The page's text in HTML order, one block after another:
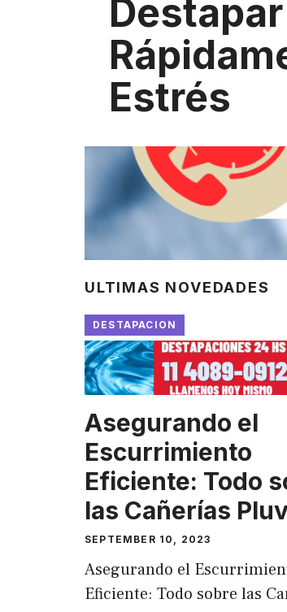
Estrés
ULTIMAS NOVEDADES
DESTAPACION
Asegurando el
Escurrimiento
Eficiente: Todo
las Cañerías
SEPTEMBER 10, 2023
Asegurando el
Eficiente: Todo sobre las